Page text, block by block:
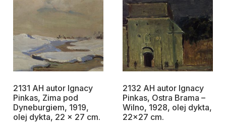
2131 AH autor Ignacy
Pinkas, Zima pod
Dyneburgiem, 1919,
olej dykta, 22 x 27 cm.
2132 AH autor Ignacy
Pinkas, Ostra Brama –
Wilno, 1928, olej dykta,
22×27 cm.